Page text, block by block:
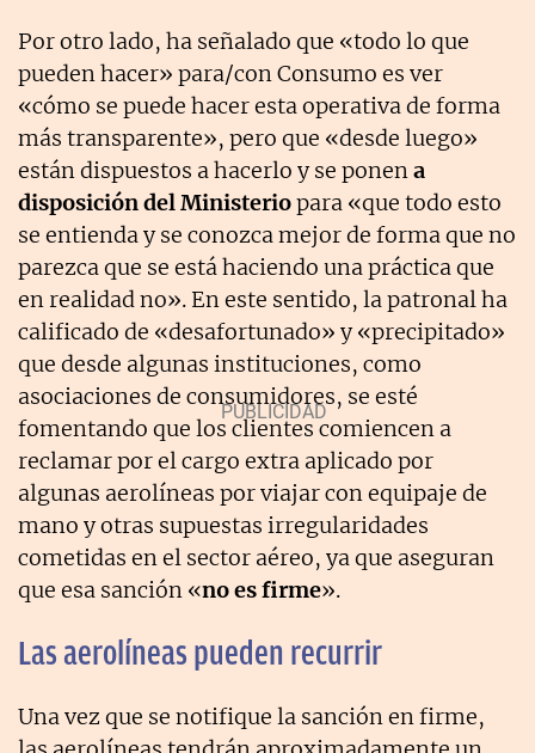
Por otro lado, ha señalado que «todo lo que
pueden hacer» para/con Consumo es ver
«cómo se puede hacer esta operativa de forma
más transparente», pero que «desde luego»
están dispuestos a hacerlo y se ponena
disposición del Ministeriopara «que todo esto
se entienda y se conozca mejor de forma que no
parezca que se está haciendo una práctica que
en realidad no». En este sentido, la patronal ha
calificado de «desafortunado» y «precipitado»
que desde algunas instituciones, como
asociaciones de consumidores, se esté
fomentando que los clientes comiencen a
reclamar por el cargo extra aplicado por
algunas aerolíneas por viajar con equipaje de
mano y otras supuestas irregularidades
cometidas en el sector aéreo, ya que aseguran
que esa sanción «no es firme».
Las aerolíneas pueden recurrir
Una vez que se notifique la sanción en firme,